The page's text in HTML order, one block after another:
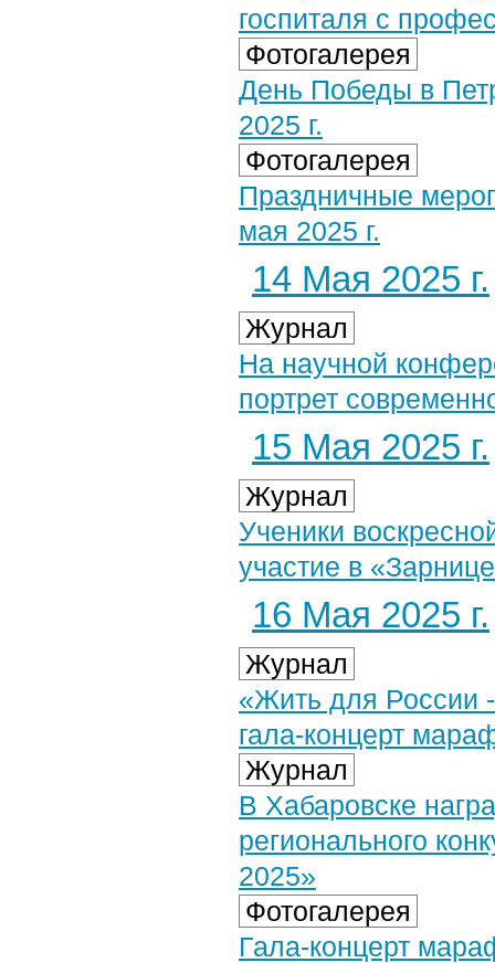
госпиталя с
Фотогалерея
День Победы в
2025 г.
Фотогалерея
Праздничные
мая 2025 г.
14 Мая 2025 г.
Журнал
На научной
портрет
15 Мая 2025 г.
Журнал
Ученики
участие в
16 Мая 2025 г.
Журнал
«Жить для России
гала-концерт
Журнал
В Хабаровске
регионального
2025»
Фотогалерея
Гала-концерт